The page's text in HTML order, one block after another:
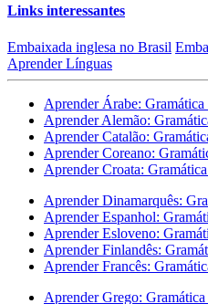
Links interessantes
Embaixada inglesa no Brasil
Aprender Línguas
Aprender Árabe: Gramática
Aprender Alemão:
Aprender Catalão:
Aprender Coreano:
Aprender Croata:
Aprender Dinamarquês:
Aprender Espanhol:
Aprender Esloveno:
Aprender Finlandês:
Aprender Francês:
Aprender Grego: Gramática